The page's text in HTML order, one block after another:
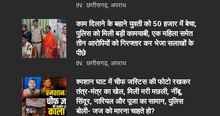
IN: छत्तीसगढ़ अपराध
काम दिलाने के बहाने युवती को 50 हजार में बेचा,
पुलिस को मिली बड़ी कामयाबी, एक महिला समेत
तीन आरोपियों को गिरफ्तार कर भेजा सलाखों के
पीछे
IN: छत्तीसगढ़ अपराध
श्मशान घाट में चीफ जस्टिस की फोटो रखकर
तंत्र-मंत्र का खेल, मिली मरी मछली, नींबू,
सिंदूर, नारियल और पूजा का सामान, पुलिस
बोली- जज को मारना चाहते हो?